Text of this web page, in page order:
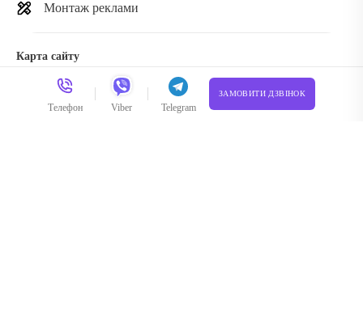
Телефон Viber Telegram
ЗАМОВИТИ ДЗВІНОК
Монтаж реклами
Карта сайту
info@reklama-kiev.com.ua